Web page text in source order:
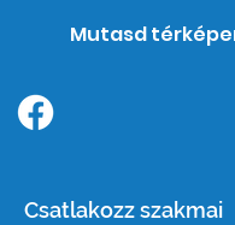
Mutasd
Kövess minket
Csatlakozz szakmai